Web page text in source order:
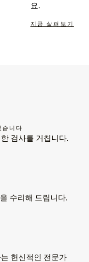
요.
지금 살펴보기
니다
검사를 거칩니다.
수리해 드립니다.
헌신적인 전문가